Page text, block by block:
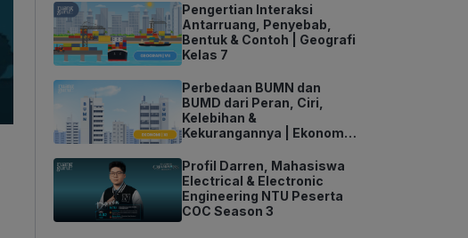
Pengertian Interaksi
Antarruang, Penyebab,
Bentuk & Contoh | Geografi
Kelas 7
Perbedaan BUMN dan
BUMD dari Peran, Ciri,
Kelebihan &
Kekurangannya | Ekonomi
Profil Darren, Mahasiswa
Electrical & Electronic
Engineering NTU Peserta
COC Season 3